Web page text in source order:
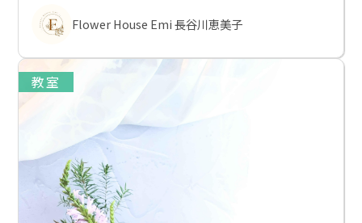
Flower House Emi 長谷川恵美子
教室